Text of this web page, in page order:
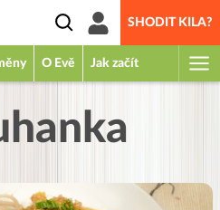
SHODIT KILA?
O Evě Jak začít